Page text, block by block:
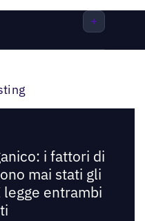
i fattori di
mai stati gli
entrambi